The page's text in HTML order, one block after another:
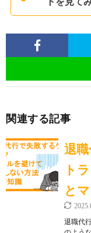
関連する記事
退
ト
と
退職代